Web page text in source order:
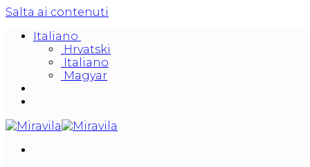
Salta ai contenuti
Italiano
Hrvatski
Italiano
Magyar